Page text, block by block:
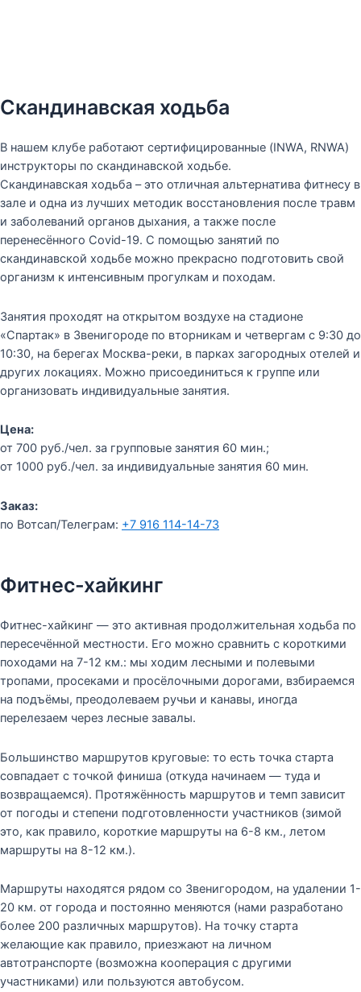
Скандинавская ходьба
В нашем клубе работают сертифицированные (INWA, RNWA)
инструкторы по скандинавской ходьбе.
Скандинавская ходьба – это отличная альтернатива фитнесу в
зале и одна из лучших методик восстановления после травм
и заболеваний органов дыхания, а также после
перенесённого Covid-19. С помощью занятий по
скандинавской ходьбе можно прекрасно подготовить свой
организм к интенсивным прогулкам и походам.
Занятия проходят на открытом воздухе на стадионе
«Спартак» в Звенигороде по вторникам и четвергам с 9:30 до
10:30, на берегах Москва-реки, в парках загородных отелей и
других локациях. Можно присоединиться к группе или
организовать индивидуальные занятия.
Цена:
от 700 руб./чел. за групповые занятия 60 мин.;
от 1000 руб./чел. за индивидуальные занятия 60 мин.
Заказ:
по Вотсап/Телеграм: +7 916 114-14-73
Фитнес-хайкинг
Фитнес-хайкинг — это активная продолжительная ходьба по
пересечённой местности. Его можно сравнить с короткими
походами на 7-12 км.: мы ходим лесными и полевыми
тропами, просеками и просёлочными дорогами, взбираемся
на подъёмы, преодолеваем ручьи и канавы, иногда
перелезаем через лесные завалы.
Большинство маршрутов круговые: то есть точка старта
совпадает с точкой финиша (откуда начинаем — туда и
возвращаемся). Протяжённость маршрутов и темп зависит
от погоды и степени подготовленности участников (зимой
это, как правило, короткие маршруты на 6-8 км., летом
маршруты на 8-12 км.).
Маршруты находятся рядом со Звенигородом, на удалении 1-
20 км. от города и постоянно меняются (нами разработано
более 200 различных маршрутов). На точку старта
желающие как правило, приезжают на личном
автотранспорте (возможна кооперация с другими
участниками) или пользуются автобусом.